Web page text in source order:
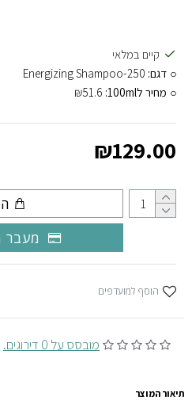
מובסס על 0 דירוגים.
₪129.00
קיים במלאי
דגם: Energizing Shampoo-250
מחיר ל100ml:
₪51.6
מעבר
הוסף למועדפים
תיאור המוצר